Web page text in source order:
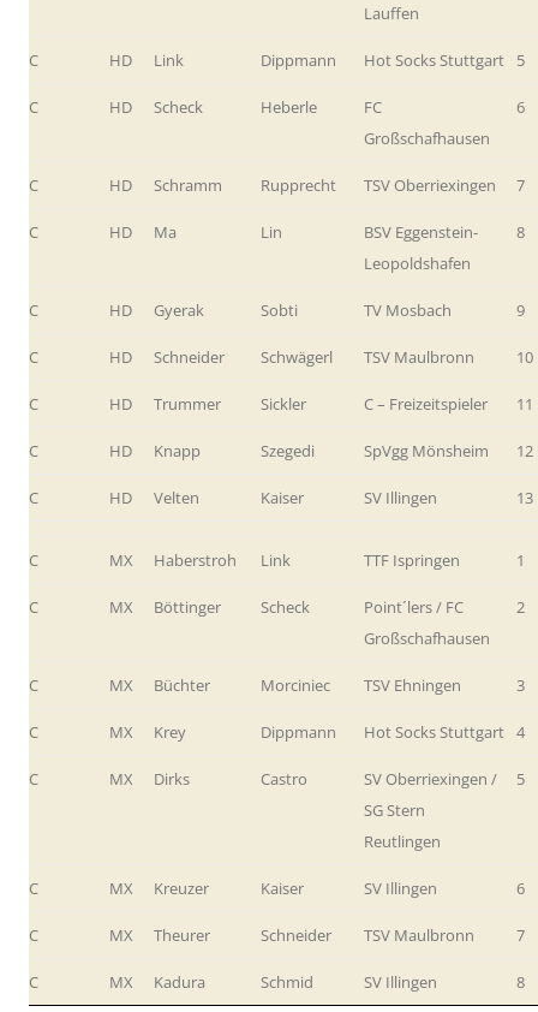
Lauffen
C HD Link Dippmann Hot Socks Stuttgart 5
C HD Scheck Heberle
FC
Großschafhausen
6
C HD Schramm Rupprecht TSV Oberriexingen 7
C HD Ma Lin
BSV Eggenstein-
Leopoldshafen
8
C HD Gyerak Sobti TV Mosbach 9
C HD Schneider Schwägerl TSV Maulbronn 10
C HD Trummer Sickler C – Freizeitspieler 11
C HD Knapp Szegedi SpVgg Mönsheim 12
C HD Velten Kaiser SV Illingen 13
C MX Haberstroh Link TTF Ispringen 1
C MX Böttinger Scheck
Point´lers / FC
Großschafhausen
2
C MX Büchter Morciniec TSV Ehningen 3
C MX Krey Dippmann Hot Socks Stuttgart 4
C MX Dirks Castro
SV Oberriexingen /
SG Stern
Reutlingen
5
C MX Kreuzer Kaiser SV Illingen 6
C MX Theurer Schneider TSV Maulbronn 7
C MX Kadura Schmid SV Illingen 8